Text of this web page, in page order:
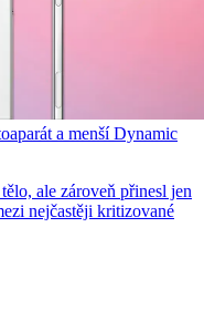
a menší Dynamic
ale zároveň přinesl jen
nejčastěji kritizované